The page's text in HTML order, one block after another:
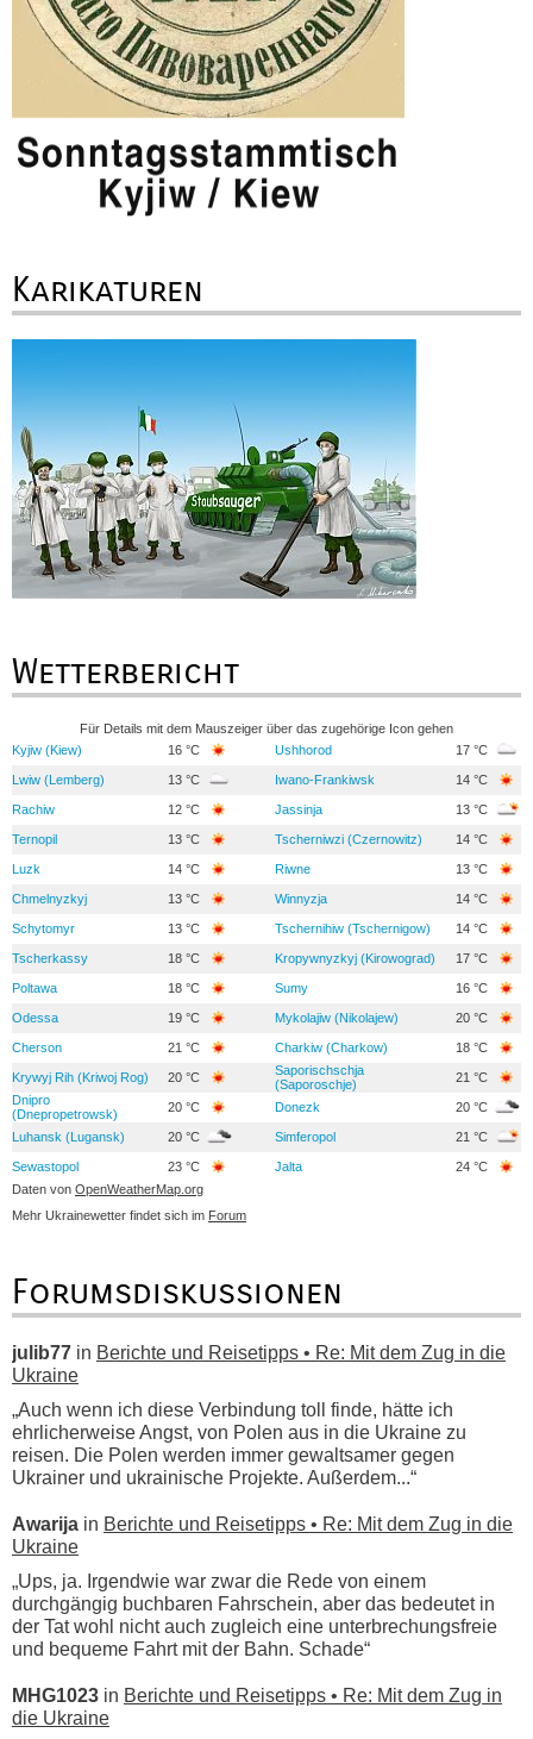
Karikaturen
Wetterbericht
Für Details mit dem Mauszeiger über das zugehörige Icon gehen
Kyjiw (Kiew)
16 °C Ushhorod 17 °C
Lwiw (Lemberg) 13 °C Iwano-Frankiwsk 14 °C
Rachiw 12 °C Jassinja 13 °C
Ternopil 13 °C Tscherniwzi (Czernowitz) 14 °C
Luzk 14 °C Riwne 13 °C
Chmelnyzkyj 13 °C Winnyzja 14 °C
Schytomyr 13 °C Tschernihiw (Tschernigow) 14 °C
Tscherkassy 18 °C Kropywnyzkyj (Kirowograd) 17 °C
Poltawa 18 °C Sumy 16 °C
Odessa 19 °C Mykolajiw (Nikolajew) 20 °C
Cherson 21 °C Charkiw (Charkow) 18 °C
Krywyj Rih (Kriwoj Rog) 20 °C
Saporischschja
(Saporoschje)
21 °C
Dnipro
(Dnepropetrowsk)
20 °C Donezk 20 °C
Luhansk (Lugansk) 20 °C Simferopol 21 °C
Sewastopol 23 °C Jalta
24 °C
Daten von OpenWeatherMap.org
Mehr Ukrainewetter findet sich im Forum
Forumsdiskussionen
julib77 in Berichte und Reisetipps • Re: Mit dem Zug in die
Ukraine
„Auch wenn ich diese Verbindung toll finde, hätte ich
ehrlicherweise Angst, von Polen aus in die Ukraine zu
reisen. Die Polen werden immer gewaltsamer gegen
Ukrainer und ukrainische Projekte. Außerdem...“
Awarija in Berichte und Reisetipps • Re: Mit dem Zug in die
Ukraine
„Ups, ja. Irgendwie war zwar die Rede von einem
durchgängig buchbaren Fahrschein, aber das bedeutet in
der Tat wohl nicht auch zugleich eine unterbrechungsfreie
und bequeme Fahrt mit der Bahn. Schade“
MHG1023 in Berichte und Reisetipps • Re: Mit dem Zug in
die Ukraine